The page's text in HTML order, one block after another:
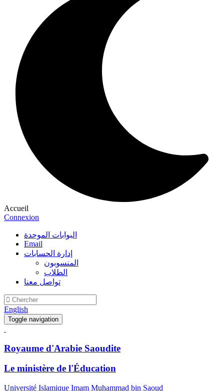
Accueil
Connexion
البوابات الموحدة
Email
إدارة الحسابات
المنسوبون
الطلاب
تواصل معنا
English
Toggle navigation
Royaume d'Arabie Saoudite
Le ministère de l'Éducation
Université Islamique Imam Muhammad bin Saoud